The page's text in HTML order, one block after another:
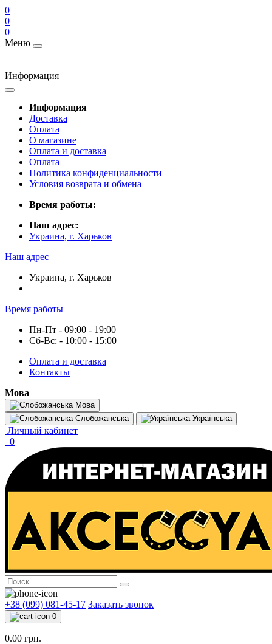
0
0
0
Меню
Информация
Информация
Доставка
Оплата
О магазине
Оплата и доставка
Оплата
Политика конфиденциальности
Условия возврата и обмена
Время работы:
Наш адрес:
Украина, г. Харьков
Наш адрес
Украина, г. Харьков
Время работы
Пн-Пт - 09:00 - 19:00
Сб-Вс: - 10:00 - 15:00
Оплата и доставка
Контакты
Мова
Мова
Слобожанська
Українська
Личный кабинет
0
+38 (099) 081-45-17 Заказать звонок
0
0.00 грн.